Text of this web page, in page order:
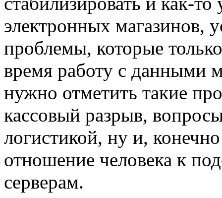
электронных магазинов,
проблемы, которые
время работу с данными
нужно отметить такие
кассовый разрыв,
логистикой, ну и,
отношение человека к
серверам.